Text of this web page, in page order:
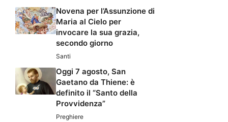
Novena per l’Assunzione di
Maria al Cielo per
invocare la sua grazia,
secondo giorno
Santi
Oggi 7 agosto, San
Gaetano da Thiene: è
definito il “Santo della
Provvidenza”
Preghiere